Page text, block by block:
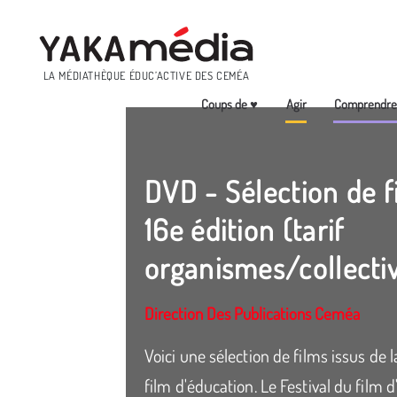
LA MÉDIATHÈQUE ÉDUC’ACTIVE DES CEMÉA
Menu
Coups de ♥ Agir Comprendre
DVD - Sélection de
16e édition (tarif
organismes/
Direction Des Publications Ceméa
Voici une sélection de films issus de
film d'éducation. Le Festival du film